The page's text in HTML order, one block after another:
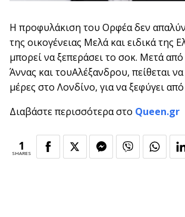
Η προφυλάκιση του Ορφέα δεν
της οικογένειας Μελά και ειδικά της
μπορεί να ξεπεράσει το σοκ. Μετά
Άννας και τουΑλέξανδρου, πείθεται να
μέρες στο Λονδίνο, για να ξεφύγει
Διαβάστε περισσότερα στο Queen.gr
1
SHARES